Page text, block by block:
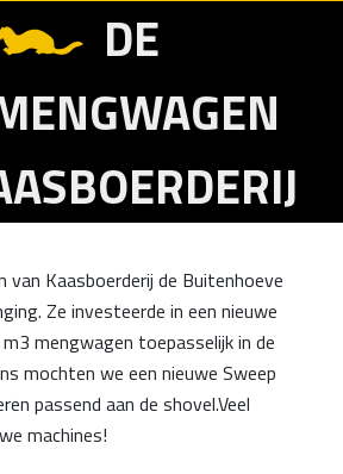
DE
van Kaasboerderij de Buitenhoeve
Ze investeerde in een nieuwe
mengwagen toepasselijk in de
mochten we een nieuwe Sweep
passend aan de shovel.Veel
machines!